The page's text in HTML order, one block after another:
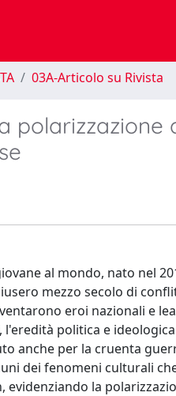
03A-Articolo su Rivista
polarizzazione
al mondo, nato nel
mezzo secolo di
eroi nazionali e
politica e
anche per la cruenta
dei fenomeni culturali
evidenziando la